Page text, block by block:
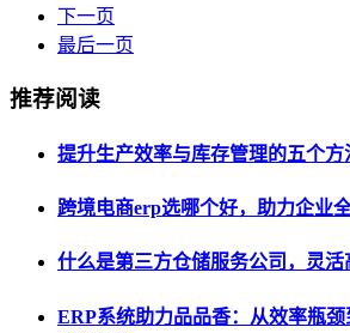
下一页
最后一页
推荐阅读
提升生产效率与库存管理的五个
跨境电商erp选哪个好，助力企业
什么是第三方仓储服务公司，灵
ERP系统助力品品香：从效率瓶